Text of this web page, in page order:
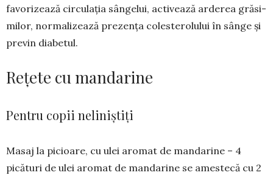
favo­ri­zează circu­lația sângelui, acti­vea­ză arderea grăsi­
milor, norma­li­zează prezența coleste­ro­lului în sânge și
previn diabetul.
Rețete cu mandarine
Pentru copii neliniștiți
Masaj la picioare, cu ulei aro­mat de mandarine – 4
picături de ulei aromat de man­darine se ames­tecă cu 2